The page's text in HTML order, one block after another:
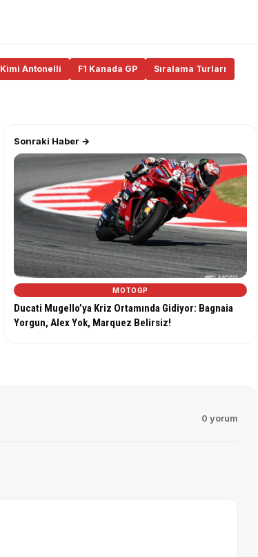
Kimi Antonelli F1 Kanada GP Sıralama Turları
Sonraki Haber →
MOTOGP
Ducati Mugello’ya Kriz Ortamında Gidiyor: Bagnaia
Yorgun, Alex Yok, Marquez Belirsiz!
0 yorum